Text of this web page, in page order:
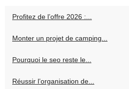
Profitez de l’offre 2026 :...
Monter un projet de camping...
Pourquoi le seo reste le...
Réussir l’organisation de...